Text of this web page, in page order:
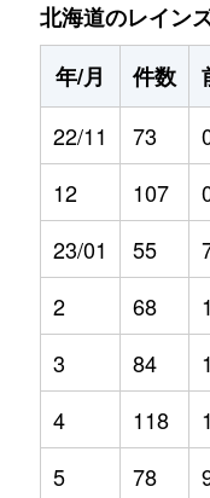
北海道のレイン
年/月
件数
22/11
73
12
107
23/01
55
2
68
3
84
4
118
5
78